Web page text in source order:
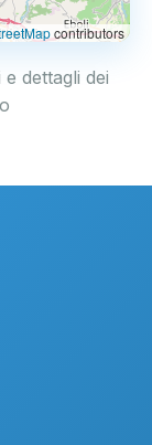
contributors
dettagli dei